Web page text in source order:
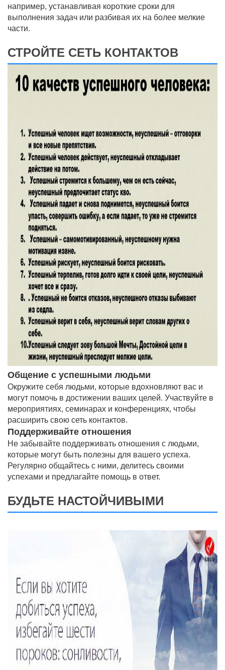
например, устанавливая короткие сроки для
выполнения задач или разбивая их на более мелкие
части.
СТРОЙТЕ СЕТЬ КОНТАКТОВ
Общение с успешными людьми
Окружите себя людьми, которые вдохновляют вас и
могут помочь в достижении ваших целей. Участвуйте в
мероприятиях, семинарах и конференциях, чтобы
расширить свою сеть контактов.
Поддерживайте отношения
Не забывайте поддерживать отношения с людьми,
которые могут быть полезны для вашего успеха.
Регулярно общайтесь с ними, делитесь своими
успехами и предлагайте помощь в ответ.
БУДЬТЕ НАСТОЙЧИВЫМИ